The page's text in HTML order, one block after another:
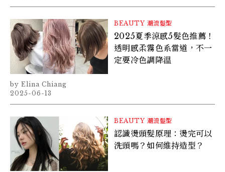
BEAUTY 潮流髮型
2025夏季涼感5髮色推薦！
透明感柔霧色系當道，不一
定要冷色調降溫
Elina Chiang
2025-06-13
BEAUTY 潮流髮型
認識燙頭髮原理：燙完可以
洗頭嗎？如何維持造型？